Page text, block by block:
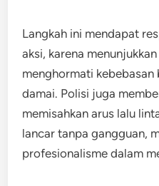
Langkah ini mendapat
aksi, karena
menghormati
damai. Polisi juga
memisahkan arus lalu
lancar tanpa gangguan,
profesionalisme dalam